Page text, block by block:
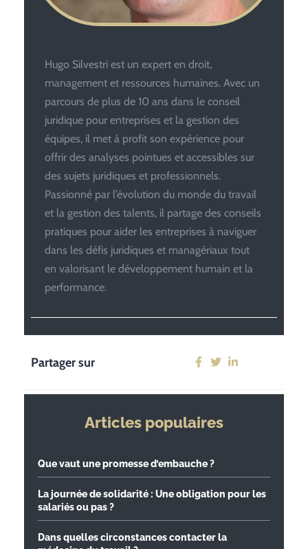
Hugo Silvestri est un expert en droit,
management et ressources humaines. Avec un
parcours de plus de 10 ans dans le conseil
juridique pour entreprises et la gestion des
équipes, il met à profit son expérience pour
offrir des analyses pointues et accessibles sur
des sujets juridiques et professionnels.
Passionné par l’évolution du monde du travail
et la gestion des talents, il partage des conseils
pratiques pour aider les entreprises à naviguer
dans les défis juridiques et managériaux tout
en valorisant le développement humain et la
performance.
Partager sur
Articles populaires
Que vaut une promesse d’embauche ?
La journée de solidarité : Une obligation pour les
salariés ou pas ?
Dans quelles circonstances contacter la